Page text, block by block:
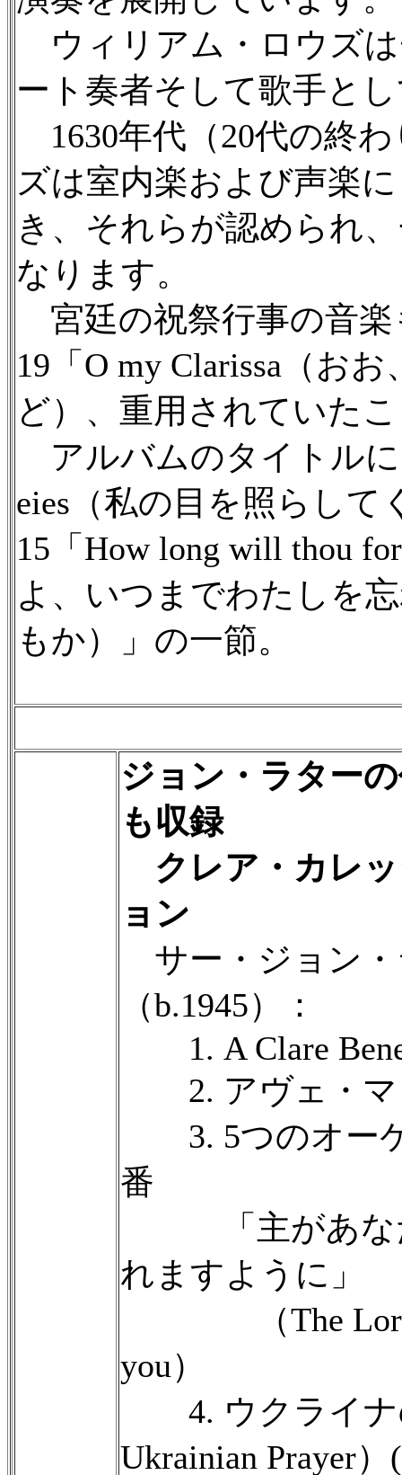
ウィリアム・ロウズ
ート奏者そして歌手と
1630年代（20代の終
ズは室内楽および声楽
き、それらが認められ
なります。
宮廷の祝祭行事の音
19「O my Clarissa（お
ど）、重用されていた
アルバムのタイトルに
eies（私の目を照らし
15「How long will thou
よ、いつまでわたしを
もか）」の一節。
ジョン・ラター
も収録
クレア・カレ
ョン
サー・ジョン・
（b.1945）：
1. A Clare
2. アヴェ・マ
3. 5つのオー
番
「主があなた
れますように」
（The Lord
you）
4. ウクライナ
Ukrainian Prayer）